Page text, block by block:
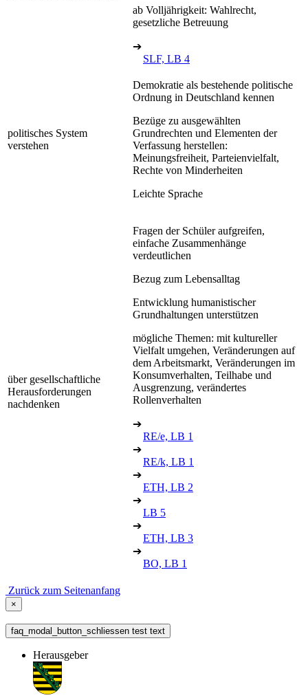
ab Volljährigkeit: Wahlrecht,
gesetzliche Betreuung
➔
SLF, LB 4
politisches System
verstehen
Demokratie als bestehende politische
Ordnung in Deutschland kennen
Bezüge zu ausgewählten
Grundrechten und Elementen der
Verfassung herstellen:
Meinungsfreiheit, Parteienvielfalt,
Rechte von Minderheiten
Leichte Sprache
über gesellschaftliche
Herausforderungen
nachdenken
Fragen der Schüler aufgreifen,
einfache Zusammenhänge
verdeutlichen
Bezug zum Lebensalltag
Entwicklung humanistischer
Grundhaltungen unterstützen
mögliche Themen: mit kultureller
Vielfalt umgehen, Veränderungen auf
dem Arbeitsmarkt, Veränderungen im
Konsumverhalten, Teilhabe und
Ausgrenzung, verändertes
Rollenverhalten
➔
RE/e, LB 1
➔
RE/k, LB 1
➔
ETH, LB 2
➔
LB 5
➔
ETH, LB 3
➔
BO, LB 1
Zurück zum Seitenanfang
×
faq_modal_button_schliessen test text
Herausgeber